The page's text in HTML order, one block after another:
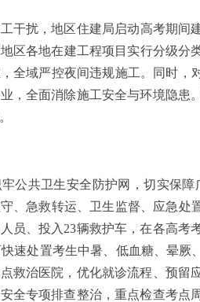
扰，地区住建局启动高考期间建
区各地在建工程项目实行分级分
全域严控夜间违规施工。同时
，全面消除施工安全与环境隐患
共卫生安全防护网，切实保障
、急救转运、卫生监督、应急处
员、投入23辆救护车，在各高
速处置考生中暑、低血糖、晕
点救治医院，优化就诊流程、预
全专项排查整治，重点检查考点